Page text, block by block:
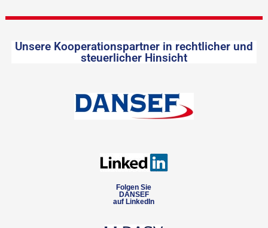
Unsere Kooperationspartner in rechtlicher und
steuerlicher Hinsicht
Folgen Sie
DANSEF
auf LinkedIn